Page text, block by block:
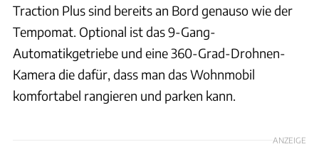
Traction Plus sind bereits an Bord genauso wie der
Tempomat. Optional ist das 9-Gang-
Automatikgetriebe und eine 360-Grad-Drohnen-
Kamera die dafür, dass man das Wohnmobil
komfortabel rangieren und parken kann.
ANZEIGE